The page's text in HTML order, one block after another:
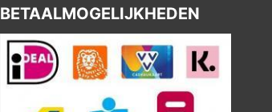
BETAALMOGELIJKHEDEN